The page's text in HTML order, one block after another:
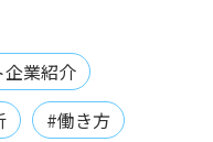
業紹介
#働き方